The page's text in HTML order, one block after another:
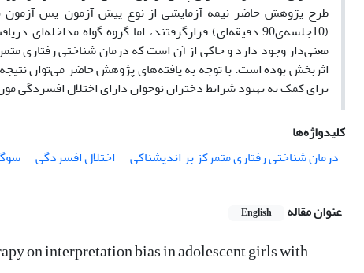
طرح پژوهش حاضر نیمه آزمایشی از نوع پیش آزمون-پس آزمون
(10جلسه‌ی90 دقیقه‌ای) قرارگرفتند، اما گروه گواه
معنی‌دار وجود داردو حاکی از آن است که درمان شناختی رفتاری
اثربخش بوده است. با توجه به یافته‌های پژوهش حاضر می‌توان
برای کمک به بهبود شرایط دختران نوجوان دارای اختلال افسردگی
کلیدواژه‌ها
درمان شناختی رفتاری متمرکز بر اندیشناکی
اختلال افسردگی
عنوان مقاله English
on interpretation bias in adolescent girls with